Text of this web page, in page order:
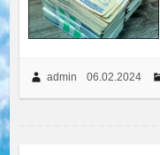
admin 06.02.2024